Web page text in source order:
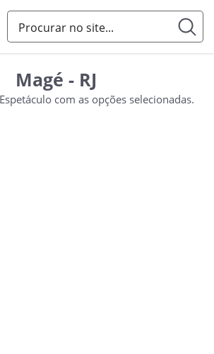
Magé - RJ
com as opções selecionadas.